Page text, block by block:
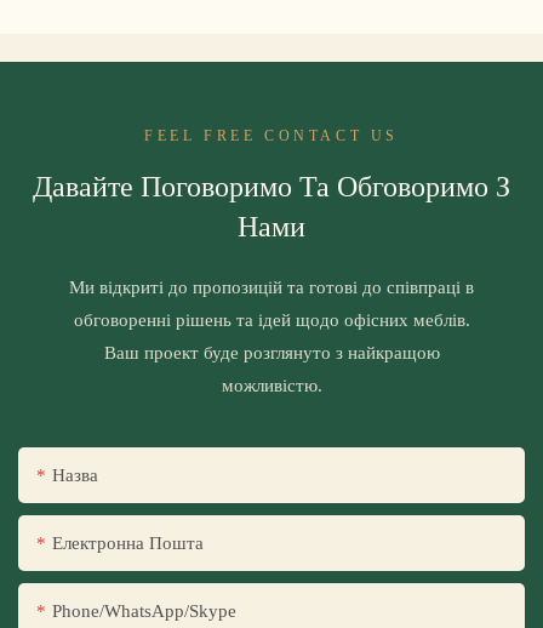
FEEL FREE CONTACT US
Давайте Поговоримо Та Обговоримо З
Нами
Ми відкриті до пропозицій та готові до співпраці в
обговоренні рішень та ідей щодо офісних меблів.
Ваш проект буде розглянуто з найкращою
можливістю.
Назва
Електронна Пошта
Phone/WhatsApp/Skype